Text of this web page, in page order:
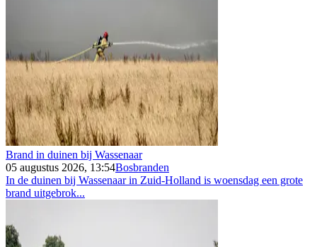
Brand in duinen bij Wassenaar
05 augustus 2026, 13:54Bosbranden
In de duinen bij Wassenaar in Zuid-Holland is woensdag een grote
brand uitgebrok...